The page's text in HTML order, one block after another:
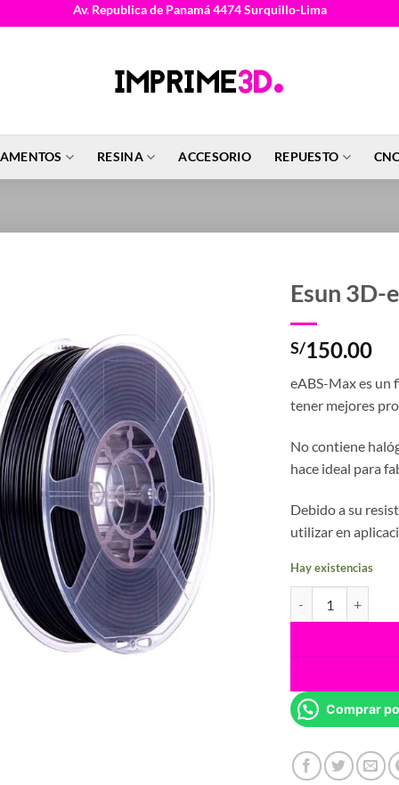
Av. Republica de Panamá 4474 Surquillo-Lima
RESINA ACCESORIO REPUESTO
Esun 3D-
S/150.00
eABS-Max es un
tener mejores
No contiene
hace ideal para
Debido a su
utilizar en
Hay existencias
Comprar